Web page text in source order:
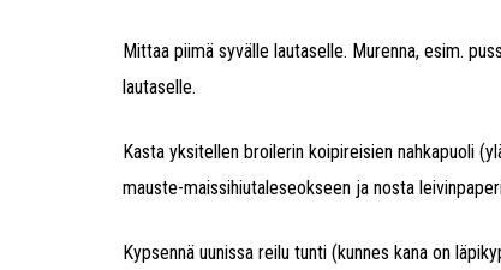
Mittaa piimä syvälle lautaselle. Murenna, esim.
lautaselle.
Kasta yksitellen broilerin koipireisien nahkapuoli
mauste-maissihiutaleseokseen ja nosta
Kypsennä uunissa reilu tunti (kunnes kana on